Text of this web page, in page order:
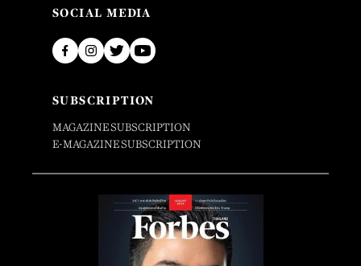
SOCIAL MEDIA
SUBSCRIPTION
MAGAZINE SUBSCRIPTION
E-MAGAZINE SUBSCRIPTION